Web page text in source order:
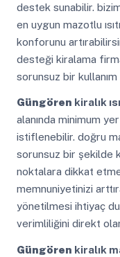
destek sunabilir.
en uygun mazotlu
konforunu
desteği kiralama
sorunsuz bir kullanım
Güngören kiralık
alanında minimum
istiflenebilir. doğru
sorunsuz bir şekilde
noktalara dikkat
memnuniyetinizi
yönetilmesi ihtiyaç
verimliliğini direkt
Güngören kiralık